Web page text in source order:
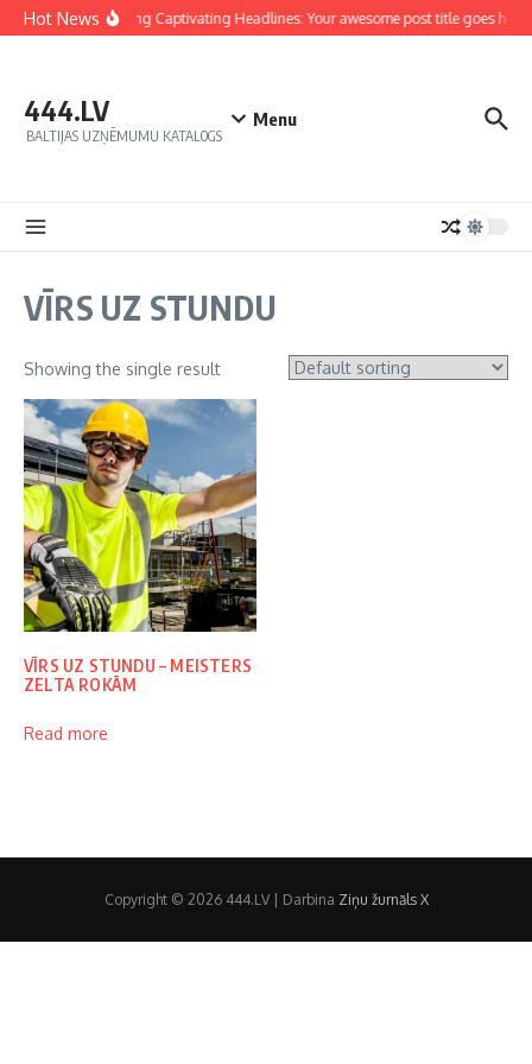
Hot NewsCrafting Captivating Headlines: Your awesome post title goes here
444.LV
BALTIJAS UZŅĒMUMU KATALOGS
Menu
VĪRS UZ STUNDU
Showing the single result
VĪRS UZ STUNDU – MEISTERS
ZELTA ROKĀM
Read more
Copyright © 2026 444.LV | Darbina Ziņu žurnāls X